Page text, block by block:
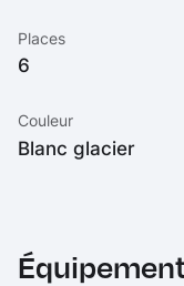
Places
6
Couleur
Blanc glacier